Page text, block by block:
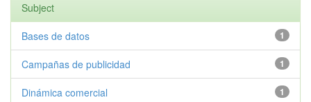
Subject
1
Bases de datos
1
Campañas de publicidad
1
Dinámica comercial